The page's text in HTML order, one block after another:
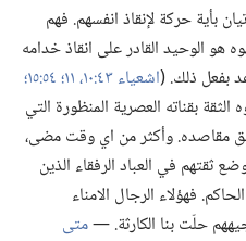
بأية حركة لإنقاذ انفسهم.‏ فهم
هو الوحيد القادر على انقاذ خدامه
بفعل ذلك.‏ (‏اشعياء ٤٣:‏١٠،‏ ١١؛‏
بقناته العصرية المنظورة التي
مقاصده.‏ وأكثر من اي وقت مضى،‏
ثقتهم في العباد الرفقاء الذين
فهؤلاء الرجال الامناء
حلّت بنا الكارثة.‏ —‏متى